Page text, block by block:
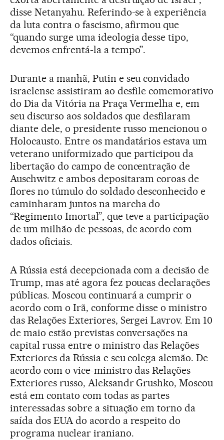
disse Netanyahu. Referindo-se à experiência
da luta contra o fascismo, afirmou que
“quando surge uma ideologia desse tipo,
devemos enfrentá-la a tempo”.
Durante a manhã, Putin e seu convidado
israelense assistiram ao desfile comemorativo
do Dia da Vitória na Praça Vermelha e, em
seu discurso aos soldados que desfilaram
diante dele, o presidente russo mencionou o
Holocausto. Entre os mandatários estava um
veterano uniformizado que participou da
libertação do campo de concentração de
Auschwitz e ambos depositaram coroas de
flores no túmulo do soldado desconhecido e
caminharam juntos na marcha do
“Regimento Imortal”, que teve a participação
de um milhão de pessoas, de acordo com
dados oficiais.
A Rússia está decepcionada com a decisão de
Trump, mas até agora fez poucas declarações
públicas. Moscou continuará a cumprir o
acordo com o Irã, conforme disse o ministro
das Relações Exteriores, Sergei Lavrov. Em 10
de maio estão previstas conversações na
capital russa entre o ministro das Relações
Exteriores da Rússia e seu colega alemão. De
acordo com o vice-ministro das Relações
Exteriores russo, Aleksandr Grushko, Moscou
está em contato com todas as partes
interessadas sobre a situação em torno da
saída dos EUA do acordo a respeito do
programa nuclear iraniano.